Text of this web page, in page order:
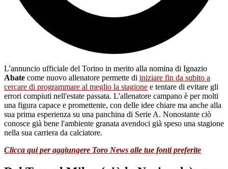
L'annuncio ufficiale del Torino in merito alla nomina di Ignazio
Abate come nuovo allenatore permette di iniziare fin da subito a
cercare di programmare al meglio la stagione e tentare di evitare gli
errori compiuti nell'estate passata. L'allenatore campano è per molti
una figura capace e promettente, con delle idee chiare ma anche alla
sua prima esperienza su una panchina di Serie A. Nonostante ciò
conosce già bene l'ambiente granata avendoci già speso una stagione
nella sua carriera da calciatore.
Clicca qui per aggiungere Toro News alle tue fonti preferite